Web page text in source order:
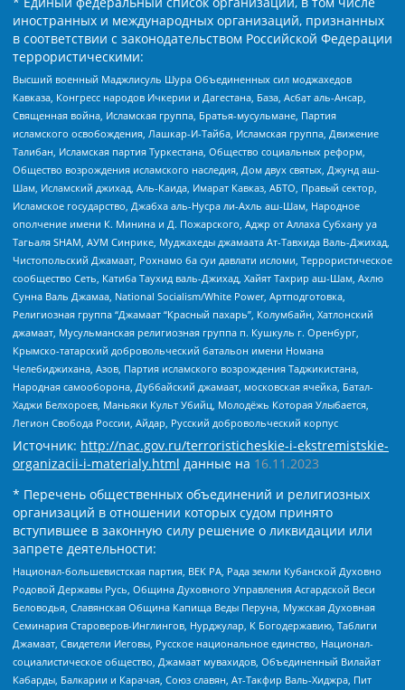
иностранных и международных организаций, признанных
в соответствии с законодательством Российской Федерации
террористическими:
Высший военный Маджлисуль Шура Объединенных сил моджахедов
Кавказа, Конгресс народов Ичкерии и Дагестана, База, Асбат аль-Ансар,
Священная война, Исламская группа, Братья-мусульмане, Партия
исламского освобождения, Лашкар-И-Тайба, Исламская группа, Движение
Талибан, Исламская партия Туркестана, Общество социальных реформ,
Общество возрождения исламского наследия, Дом двух святых, Джунд аш-
Шам, Исламский джихад, Аль-Каида, Имарат Кавказ, АБТО, Правый сектор,
Исламское государство, Джабха аль-Нусра ли-Ахль аш-Шам, Народное
ополчение имени К. Минина и Д. Пожарского, Аджр от Аллаха Субхану уа
Тагьаля SHAM, АУМ Синрике, Муджахеды джамаата Ат-Тавхида Валь-Джихад,
Чистопольский Джамаат, Рохнамо ба суи давлати исломи, Террористическое
сообщество Сеть, Катиба Таухид валь-Джихад, Хайят Тахрир аш-Шам, Ахлю
Сунна Валь Джамаа, National Socialism/White Power, Артподготовка,
Религиозная группа “Джамаат “Красный пахарь”, Колумбайн, Хатлонский
джамаат, Мусульманская религиозная группа п. Кушкуль г. Оренбург,
Крымско-татарский добровольческий батальон имени Номана
Челебиджихана, Азов, Партия исламского возрождения Таджикистана,
Народная самооборона, Дуббайский джамаат, московская ячейка, Батал-
Хаджи Белхороев, Маньяки Культ Убийц, Молодёжь Которая Улыбается,
Легион Свобода России, Айдар, Русский добровольческий корпус
Источник: http://nac.gov.ru/terroristicheskie-i-ekstremistskie-
organizacii-i-materialy.html данные на 16.11.2023
* Перечень общественных объединений и религиозных
организаций в отношении которых судом принято
вступившее в законную силу решение о ликвидации или
запрете деятельности:
Национал-большевистская партия, ВЕК РА, Рада земли Кубанской Духовно
Родовой Державы Русь, Община Духовного Управления Асгардской Веси
Беловодья, Славянская Община Капища Веды Перуна, Мужская Духовная
Семинария Староверов-Инглингов, Нурджулар, К Богодержавию, Таблиги
Джамаат, Свидетели Иеговы, Русское национальное единство, Национал-
социалистическое общество, Джамаат мувахидов, Объединенный Вилайат
Кабарды, Балкарии и Карачая, Союз славян, Ат-Такфир Валь-Хиджра, Пит